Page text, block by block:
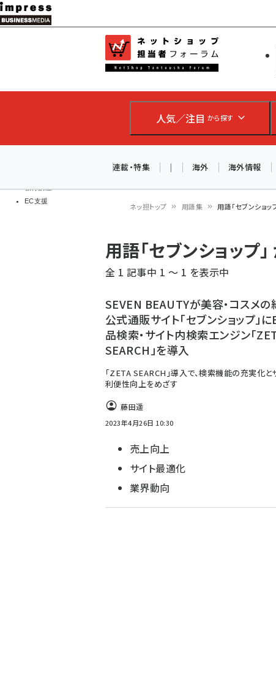
メ
イ
ン
ツ
移
教育講座
EC支援
ネットショ
人気／注目 から探す
連載・特集 | 海外 海外情報
ン
く
ず
ネッ担トップ 用語集 用語「セブンショ
用語「セブンショップ
全 1 記事中 1 ～ 1 を表示中
SEVEN BEAUTYが美容・コスメの
公式通販サイト「セブンショップ」
品検索・サイト内検索エンジン「
SEARCH」を導入
「ZETA SEARCH」導入で、検索機能の充実化と
利便性向上をめざす
藤田遥
2023年4月26日 10:30
売上向上
サイト最適化
業界動向